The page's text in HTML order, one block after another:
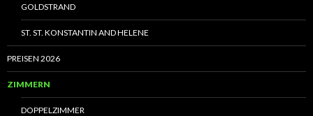
GOLDSTRAND
ST. ST. KONSTANTIN AND HELENE
PREISEN 2026
ZIMMERN
DOPPELZIMMER